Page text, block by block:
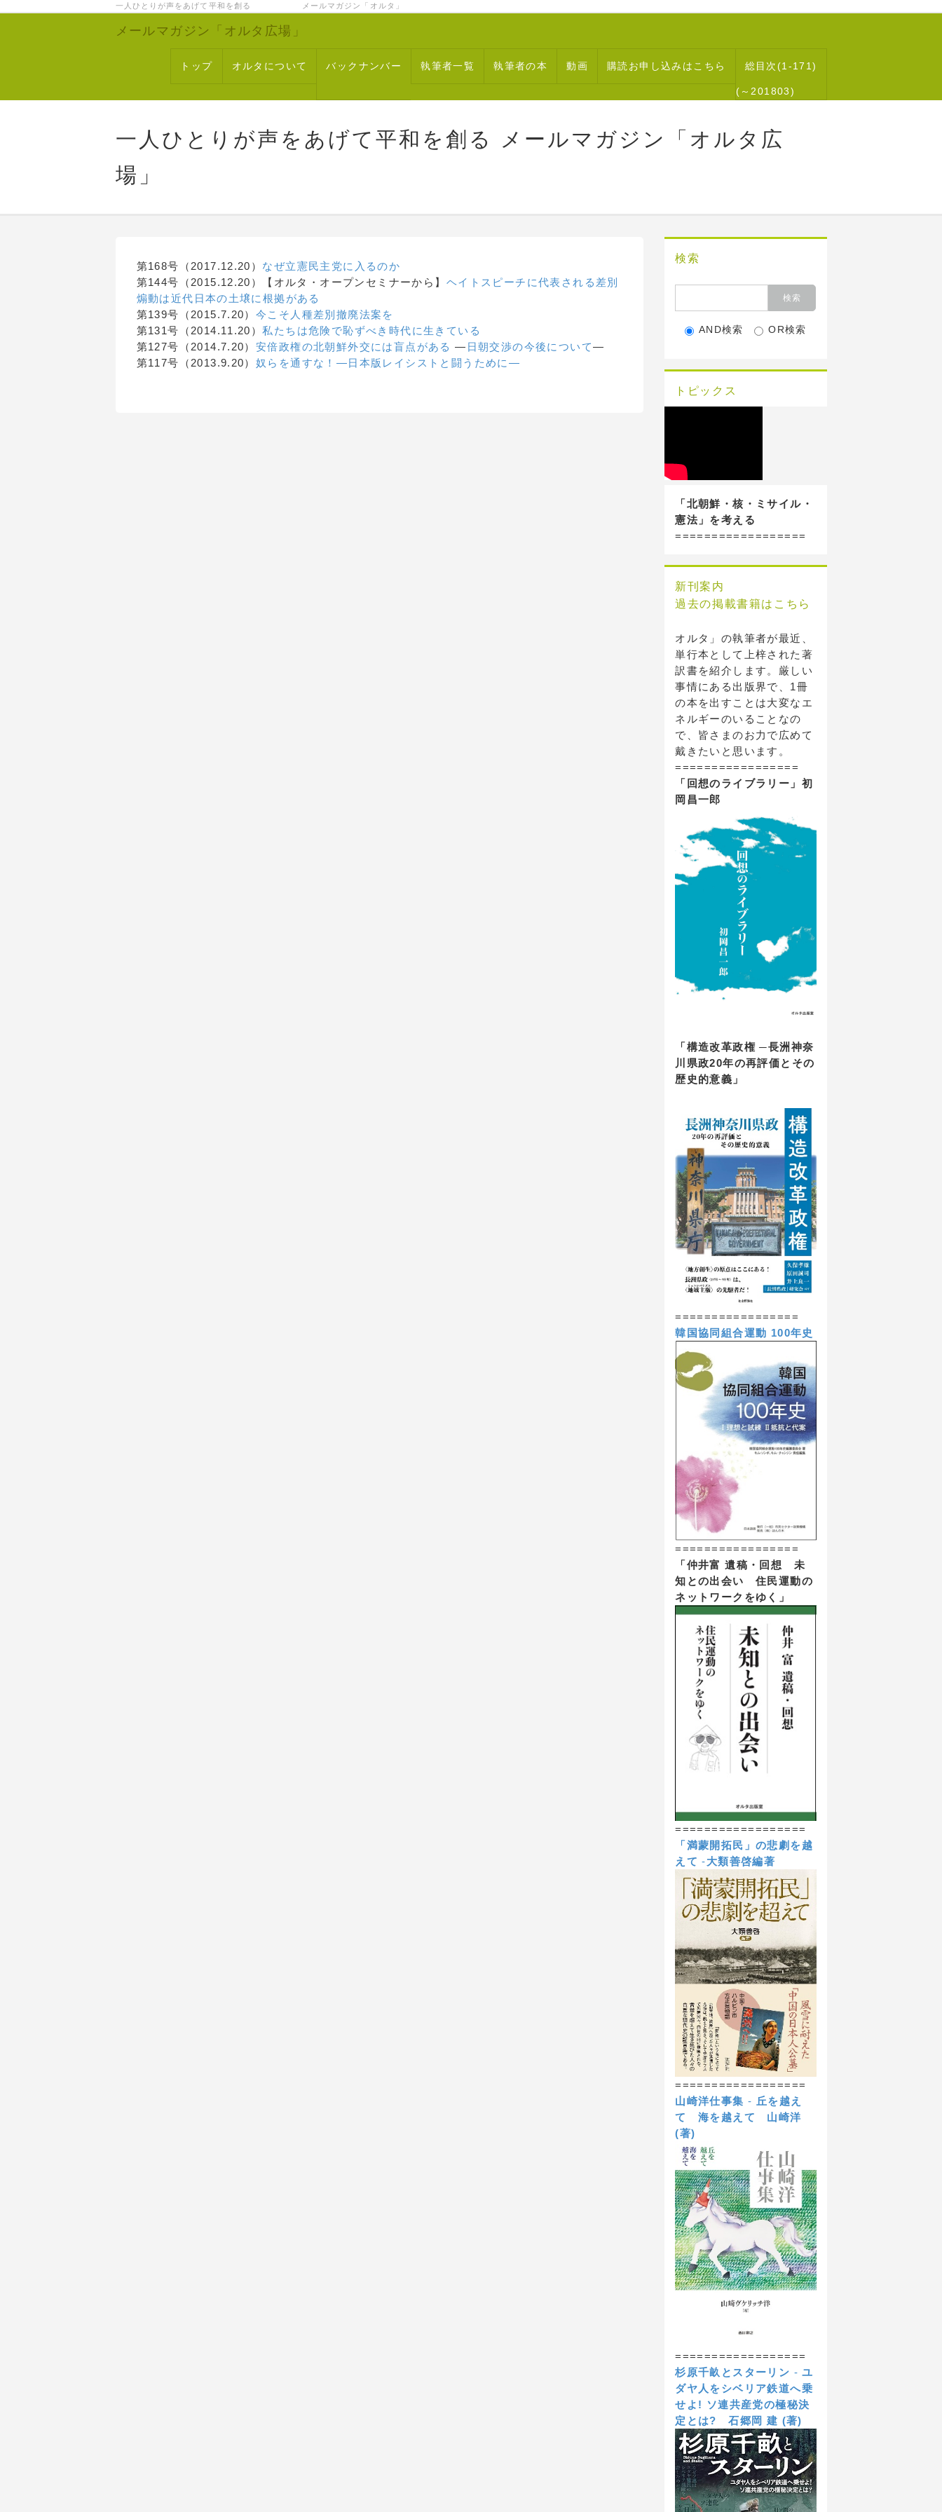
一人ひとりが声をあげて平和を創る メールマガジン「オルタ」
メールマガジン「オルタ広場」
トップ オルタについて バックナンバー 執筆者一覧 執筆者の本 動画 購読お申し込みはこちら 総目次(1-171)
(～201803)
一人ひとりが声をあげて平和を創る メールマガジン「オルタ広
場」
第168号（2017.12.20） なぜ立憲民主党に入るのか
第144号（2015.12.20）【オルタ・オープンセミナーから】 ヘイトスピーチに代表される差別
煽動は近代日本の土壌に根拠がある
第139号（2015.7.20） 今こそ人種差別撤廃法案を
第131号（2014.11.20）私たちは危険で恥ずべき時代に生きている
第127号（2014.7.20） 安倍政権の北朝鮮外交には盲点がある — 日朝交渉の今後について—
第117号（2013.9.20） 奴らを通すな！—日本版レイシストと闘うために—
検索
AND検索 OR検索
トピックス
「北朝鮮・核・ミサイル・
憲法」を考える
==================
新刊案内
過去の掲載書籍はこちら
オルタ」の執筆者が最近、
単行本として上梓された著
訳書を紹介します。厳しい
事情にある出版界で、1冊
の本を出すことは大変なエ
ネルギーのいることなの
で、皆さまのお力で広めて
戴きたいと思います。
=================
「回想のライブラリー」初
岡昌一郎
「構造改革政権 ─長洲神奈
川県政20年の再評価とその
歴史的意義」
=================
韓国協同組合運動 100年史
=================
「仲井富 遺稿・回想 未
知との出会い 住民運動の
ネットワークをゆく」
==================
「満蒙開拓民」の悲劇を越
えて -大類善啓編著
==================
山崎洋仕事集 - 丘を越え
て 海を越えて
山崎洋
(著)
==================
杉原千畝とスターリン -ユ
ダヤ人をシベリア鉄道へ乗
せよ! ソ連共産党の極秘決
定とは?
石郷岡 建 (著)